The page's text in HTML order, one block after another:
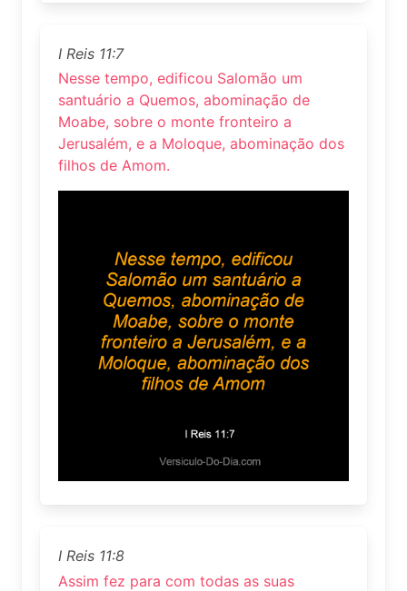
I Reis 11:7
Nesse tempo, edificou Salomão um
santuário a Quemos, abominação de
Moabe, sobre o monte fronteiro a
Jerusalém, e a Moloque, abominação dos
filhos de Amom.
I Reis 11:8
Assim fez para com todas as suas